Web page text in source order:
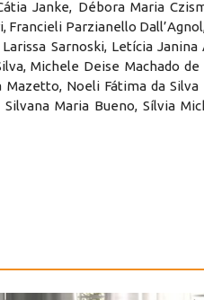
Janke, Débora Maria
Parzianello
Sarnoski, Letícia
Michele Deise Machado
Noeli Fátima da
Maria Bueno, Sílvia